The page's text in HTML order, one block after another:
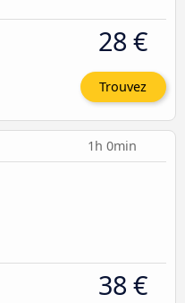
28 €
Trouvez
1h 0min
38 €